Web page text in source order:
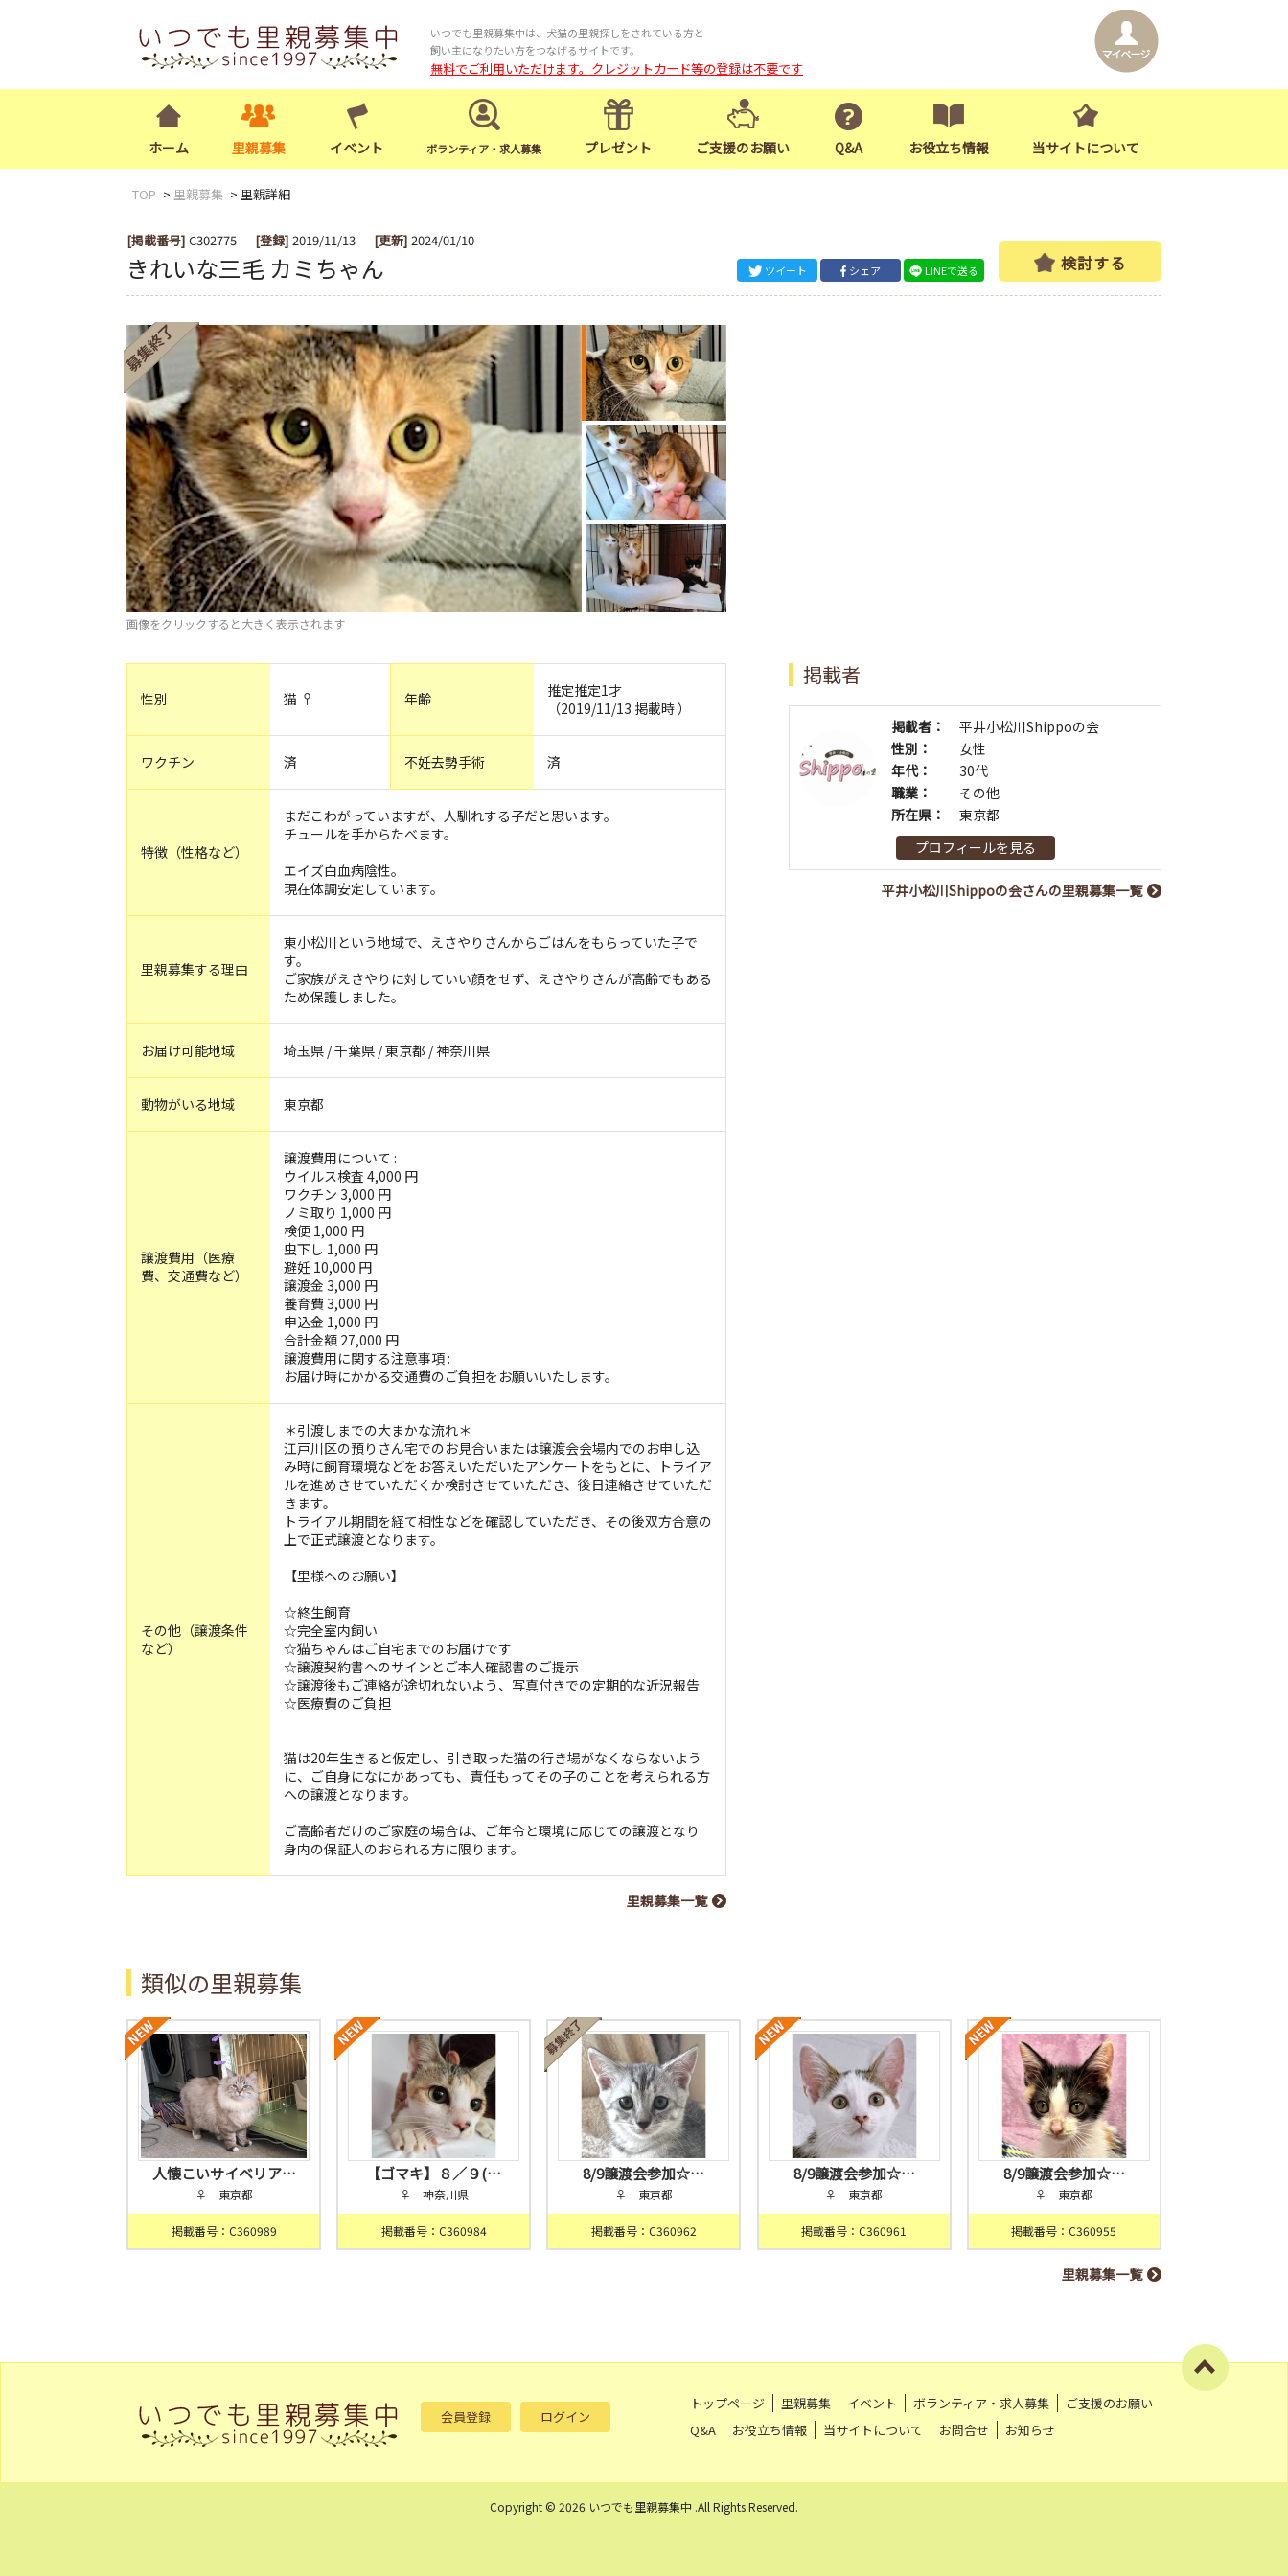
いつでも里親募集中は、犬猫の里親探しをされている方と
飼い主になりたい方をつなげるサイトです。
無料でご利用いただけます。クレジットカード等の登録は不要です
ホーム 里親募集 イベント ボランティア・求人募集 プレゼント ご支援のお願い Q&A お役立ち情報 当サイトについて
TOP 里親募集 里親詳細
[掲載番号] C302775 [登録] 2019/11/13 [更新] 2024/01/10
きれいな三毛 カミちゃん ツイート シェア LINEで送る 検討する
画像をクリックすると大きく表示されます
性別 猫 ♀ 年齢
推定推定1才
（2019/11/13 掲載時 ）
ワクチン 済 不妊去勢手術 済
特徴（性格など）
まだこわがっていますが、人馴れする子だと思います。
チュールを手からたべます。
エイズ白血病陰性。
現在体調安定しています。
里親募集する理由
東小松川という地域で、えさやりさんからごはんをもらっていた子で
す。
ご家族がえさやりに対していい顔をせず、えさやりさんが高齢でもある
ため保護しました。
お届け可能地域 埼玉県 / 千葉県 / 東京都 / 神奈川県
動物がいる地域 東京都
譲渡費用（医療
費、交通費など）
譲渡費用について :
ウイルス検査 4,000 円
ワクチン 3,000 円
ノミ取り 1,000 円
検便 1,000 円
虫下し 1,000 円
避妊 10,000 円
譲渡金 3,000 円
養育費 3,000 円
申込金 1,000 円
合計金額 27,000 円
譲渡費用に関する注意事項 :
お届け時にかかる交通費のご負担をお願いいたします。
その他（譲渡条件
など）
＊引渡しまでの大まかな流れ＊
江戸川区の預りさん宅でのお見合いまたは譲渡会会場内でのお申し込
み時に飼育環境などをお答えいただいたアンケートをもとに、トライア
ルを進めさせていただくか検討させていただき、後日連絡させていただ
きます。
トライアル期間を経て相性などを確認していただき、その後双方合意の
上で正式譲渡となります。
【里様へのお願い】
☆終生飼育
☆完全室内飼い
☆猫ちゃんはご自宅までのお届けです
☆譲渡契約書へのサインとご本人確認書のご提示
☆譲渡後もご連絡が途切れないよう、写真付きでの定期的な近況報告
☆医療費のご負担
猫は20年生きると仮定し、引き取った猫の行き場がなくならないよう
に、ご自身になにかあっても、責任もってその子のことを考えられる方
への譲渡となります。
ご高齢者だけのご家庭の場合は、ご年令と環境に応じての譲渡となり
身内の保証人のおられる方に限ります。
里親募集一覧
掲載者
掲載者：
平井小松川Shippoの会
性別：
女性
年代：
30代
職業：
その他
所在県：
東京都
プロフィールを見る
平井小松川Shippoの会さんの里親募集一覧
類似の里親募集
人懐こいサイベリア…
♀ 東京都
掲載番号：C360989
【ゴマキ】８／９(…
♀ 神奈川県
掲載番号：C360984
8/9譲渡会参加☆…
♀ 東京都
掲載番号：C360962
8/9譲渡会参加☆…
♀ 東京都
掲載番号：C360961
8/9譲渡会参加☆…
♀ 東京都
掲載番号：C360955
里親募集一覧
会員登録 ログイン
トップページ 里親募集 イベント ボランティア・求人募集
ご支援のお願い
Q&A
お役立ち情報 当サイトについて お問合せ お知らせ
Copyright © 2026 いつでも里親募集中 .All Rights Reserved.